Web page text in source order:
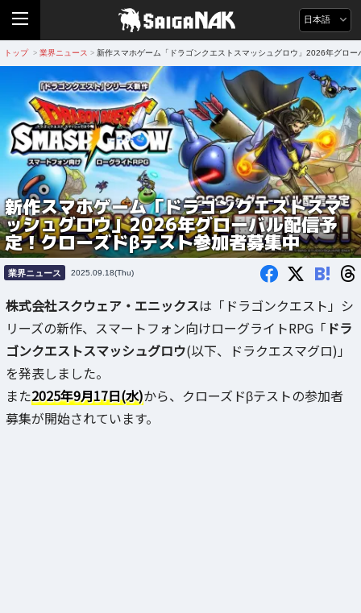
日本語
トップ > 業界ニュース > 新作スマホゲーム「ドラゴンクエストスマッシュグロウ」2026年グロ
新作スマホゲーム「ドラゴンクエストスマ
ッシュグロウ」2026年グローバル配信予
定！クローズドβテスト参加者募集中
業界ニュース 2025.09.18(Thu) B!
株式会社スクウェア・エニックスは「ドラゴンクエスト」シ
リーズの新作、スマートフォン向けローグライトRPG「 ドラ
ゴンクエストスマッシュグロウ(以下、ドラクエスマグロ)」
を発表しました。
また2025年9月17日(水)から、クローズドβテストの参加者
募集が開始されています。